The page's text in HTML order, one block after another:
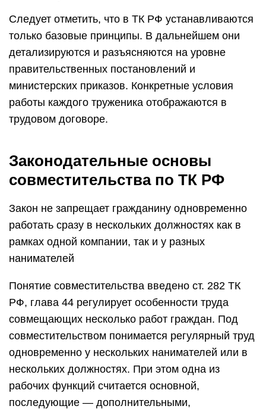
Следует отметить, что в ТК РФ устанавливаются
только базовые принципы. В дальнейшем они
детализируются и разъясняются на уровне
правительственных постановлений и
министерских приказов. Конкретные условия
работы каждого труженика отображаются в
трудовом договоре.
Законодательные основы
совместительства по ТК РФ
Закон не запрещает гражданину одновременно
работать сразу в нескольких должностях как в
рамках одной компании, так и у разных
нанимателей
Понятие совместительства введено ст. 282 ТК
РФ, глава 44 регулирует особенности труда
совмещающих несколько работ граждан. Под
совместительством понимается регулярный труд
одновременно у нескольких нанимателей или в
нескольких должностях. При этом одна из
рабочих функций считается основной,
последующие — дополнительными,